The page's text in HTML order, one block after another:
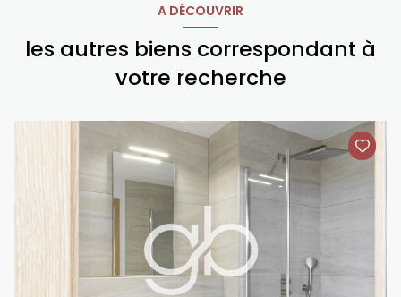
A DÉCOUVRIR
les autres biens correspondant à
votre recherche